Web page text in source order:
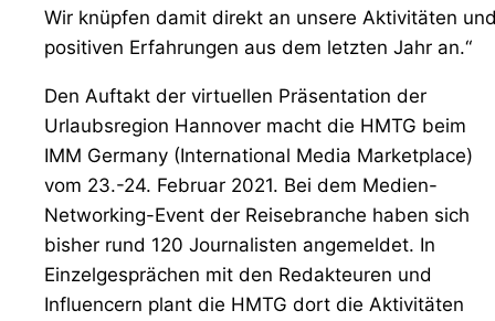
Wir knüpfen damit direkt an unsere Aktivitäten
positiven Erfahrungen aus dem letzten Jahr an.“
Den Auftakt der virtuellen Präsentation der
Urlaubsregion Hannover macht die HMTG beim
IMM Germany (International Media Marketplace)
vom 23.-24. Februar 2021. Bei dem Medien-
Networking-Event der Reisebranche haben sich
bisher rund 120 Journalisten angemeldet. In
Einzelgesprächen mit den Redakteuren und
Influencern plant die HMTG dort die Aktivitäten